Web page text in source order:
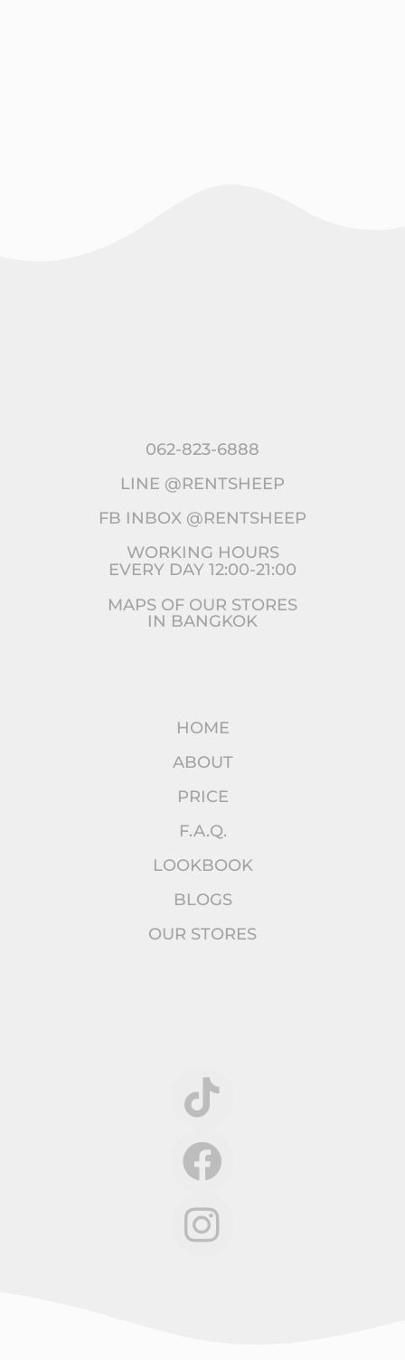
062-823-6888
LINE @RENTSHEEP
FB INBOX @RENTSHEEP
WORKING HOURS
EVERY DAY 12:00-21:00
MAPS OF OUR STORES
IN BANGKOK
HOME
ABOUT
PRICE
F.A.Q.
LOOKBOOK
BLOGS
OUR STORES